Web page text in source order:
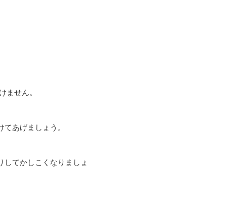
ません。
あげましょう。
てかしこくなりましょ